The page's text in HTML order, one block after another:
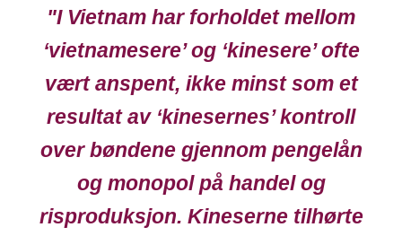
"I Vietnam har forholdet mellom
‘vietnamesere’ og ‘kinesere’ ofte
vært anspent, ikke minst som et
resultat av ‘kinesernes’ kontroll
over bøndene gjennom pengelån
og monopol på handel og
risproduksjon. Kineserne tilhørte